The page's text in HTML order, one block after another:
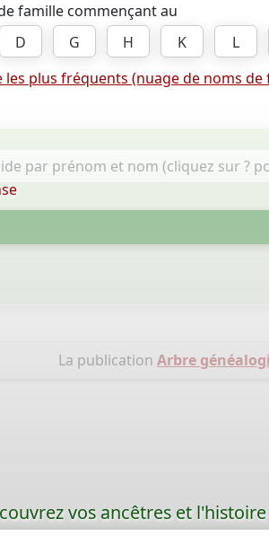
famille commençant au
D G H K L
les plus fréquents (nuage de noms de
La publication Arbre
vos ancêtres et